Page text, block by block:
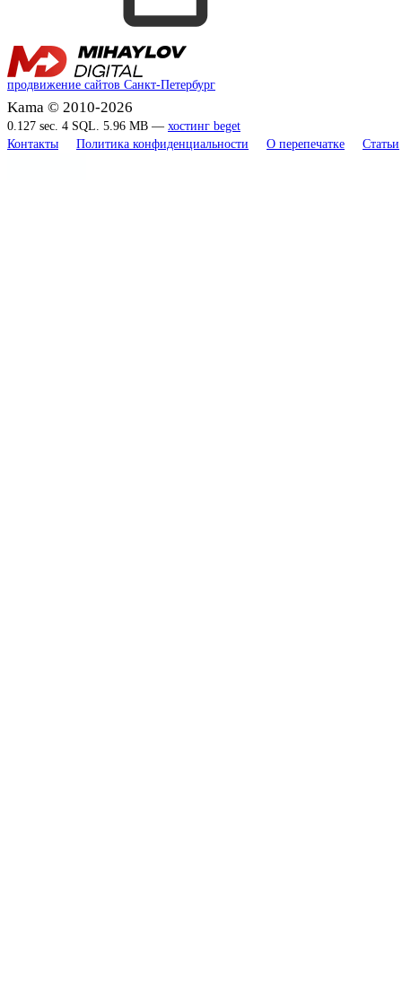
продвижение сайтов Санкт-Петербург
Kama © 2010-2026
0.127 sec. 4 SQL. 5.96 MB — хостинг beget
Контакты
Политика конфиденциальности О перепечатке Статьи